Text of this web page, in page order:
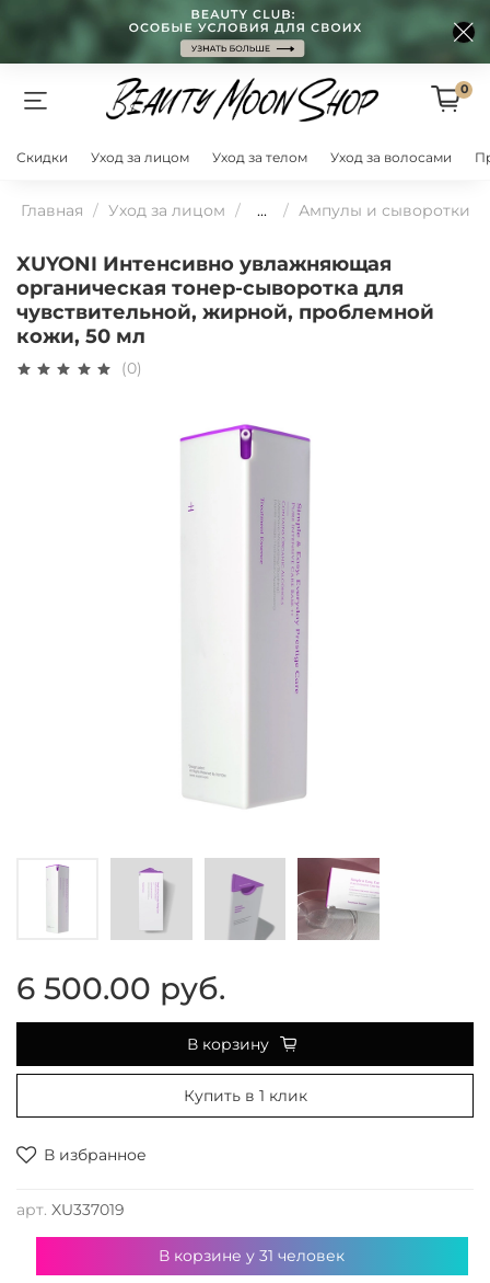
0
Скидки Уход за лицом Уход за телом Уход за волосами
Главная Уход за лицом ... Ампулы и сыворотки
XUYONI Интенсивно увлажняющая
органическая тонер-сыворотка для
чувствительной, жирной, проблемной
кожи, 50 мл
(0)
В избранное
арт. XU337019
6 500.00 руб.
В корзину
Купить в 1 клик
В корзине у31 человек